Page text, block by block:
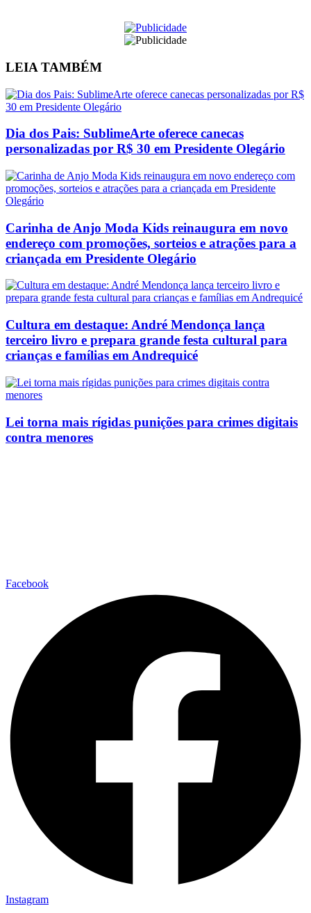
LEIA TAMBÉM
Dia dos Pais: SublimeArte oferece canecas
personalizadas por R$ 30 em Presidente Olegário
Carinha de Anjo Moda Kids reinaugura em novo
endereço com promoções, sorteios e atrações para a
criançada em Presidente Olegário
Cultura em destaque: André Mendonça lança
terceiro livro e prepara grande festa cultural para
crianças e famílias em Andrequicé
Lei torna mais rígidas punições para crimes digitais
contra menores
Facebook
Instagram